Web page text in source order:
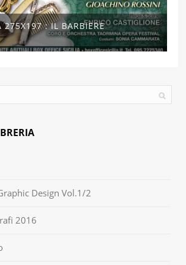
275X197 : IL BARBIERE
Design Vol.1/2
2016